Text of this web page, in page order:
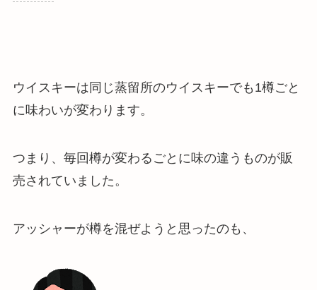
ウイスキーは同じ蒸留所のウイスキーでも1樽ごと
に味わいが変わります。
つまり、毎回樽が変わるごとに味の違うものが販
売されていました。
アッシャーが樽を混ぜようと思ったのも、